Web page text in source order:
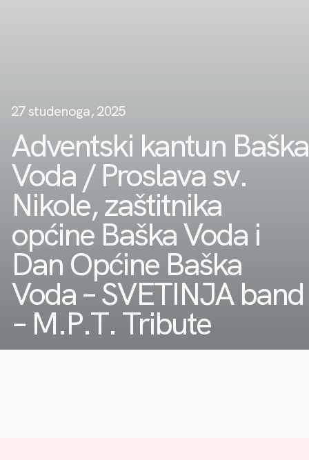
27 studenoga, 2025
Adventski kantun Baška
Voda / Proslava sv.
Nikole, zaštitnika
općine Baška Voda i
Dan Općine Baška
Voda – SVETINJA band
– M.P.T. Tribute